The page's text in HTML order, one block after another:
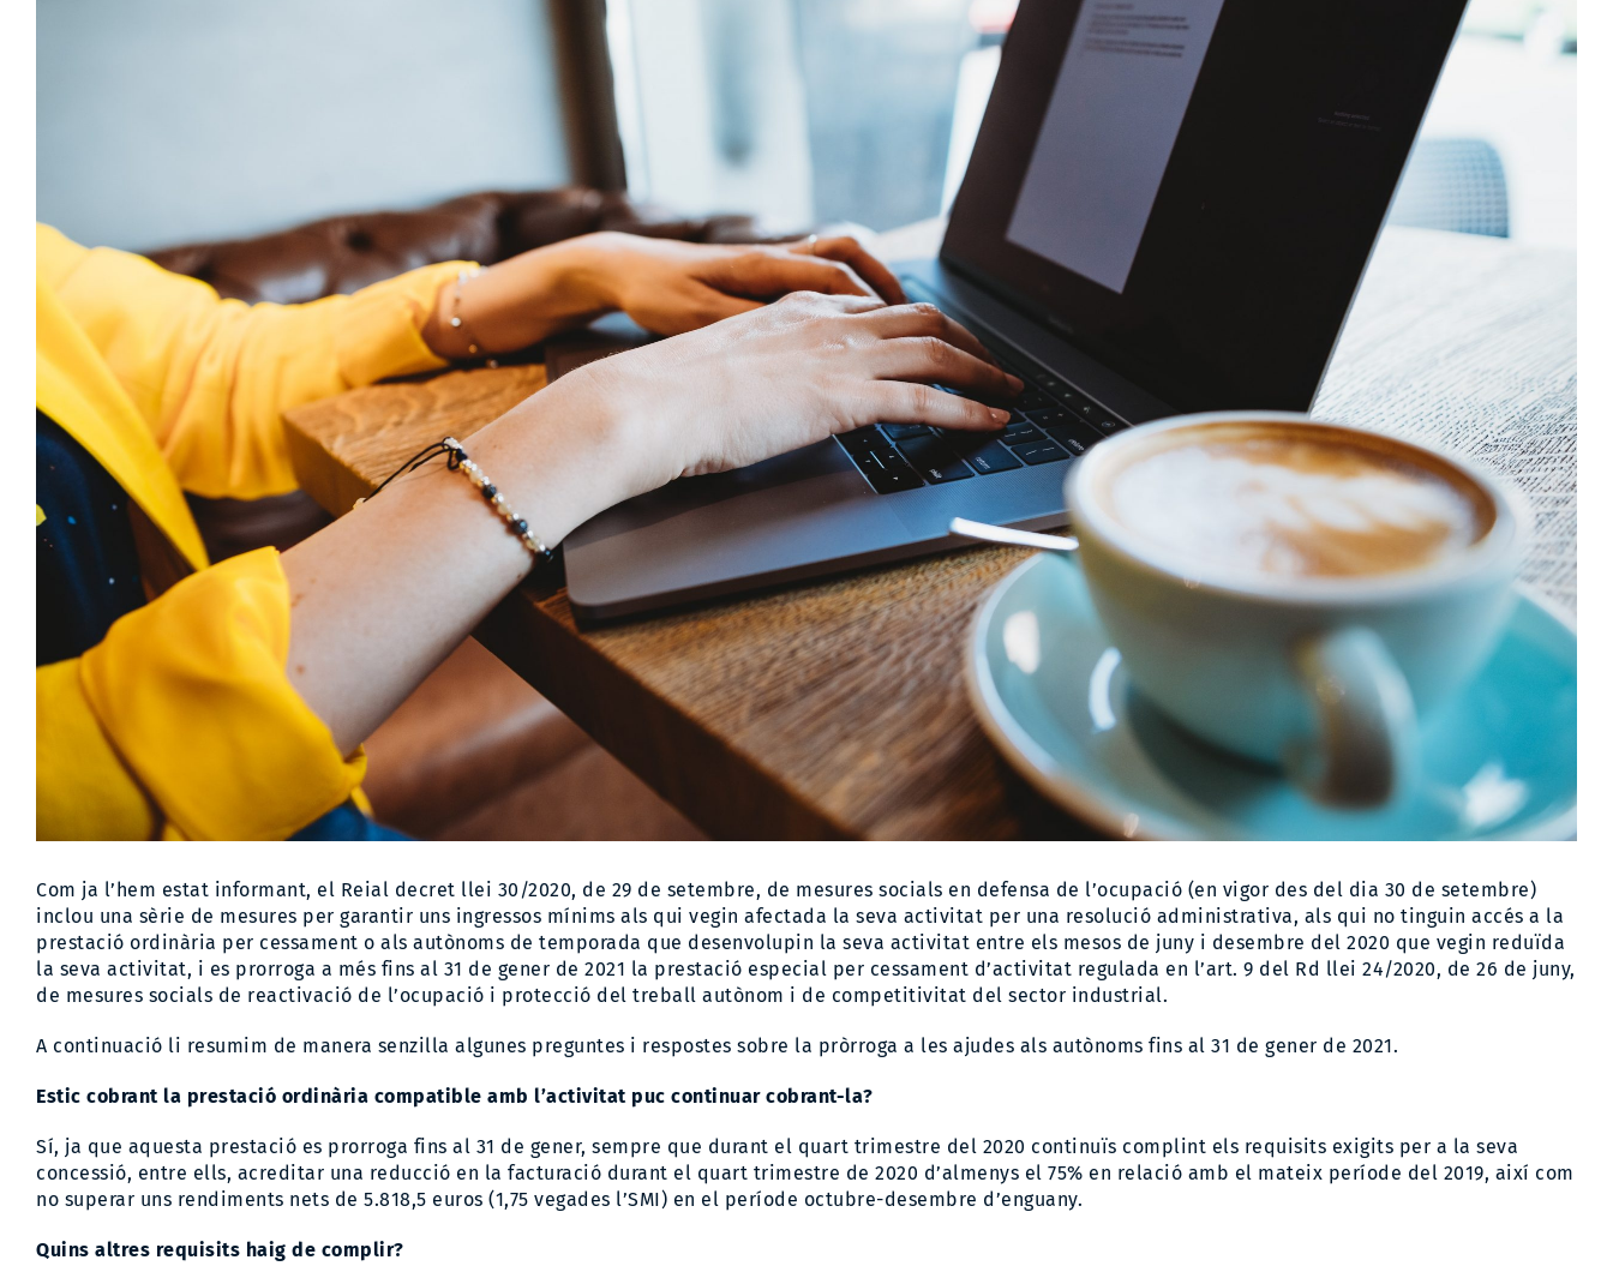
Com ja l’hem estat informant, el Reial decret llei 30/2020, de 29 de setembre, de mesures socials en defensa de l’ocupació (en vigor des del dia 30 de setembre)
inclou una sèrie de mesures per garantir uns ingressos mínims als qui vegin afectada la seva activitat per una resolució administrativa, als qui no tinguin accés a la
prestació ordinària per cessament o als autònoms de temporada que desenvolupin la seva activitat entre els mesos de juny i desembre del 2020 que vegin reduïda
la seva activitat, i es prorroga a més fins al 31 de gener de 2021 la prestació especial per cessament d’activitat regulada en l’art. 9 del Rd llei 24/2020, de 26 de juny,
de mesures socials de reactivació de l’ocupació i protecció del treball autònom i de competitivitat del sector industrial.
A continuació li resumim de manera senzilla algunes preguntes i respostes sobre la pròrroga a les ajudes als autònoms fins al 31 de gener de 2021.
Estic cobrant la prestació ordinària compatible amb l’activitat puc continuar cobrant-la?
Sí, ja que aquesta prestació es prorroga fins al 31 de gener, sempre que durant el quart trimestre del 2020 continuïs complint els requisits exigits per a la seva
concessió, entre ells, acreditar una reducció en la facturació durant el quart trimestre de 2020 d’almenys el 75% en relació amb el mateix període del 2019, així com
no superar uns rendiments nets de 5.818,5 euros (1,75 vegades l’SMI) en el període octubre-desembre d’enguany.
Quins altres requisits haig de complir?